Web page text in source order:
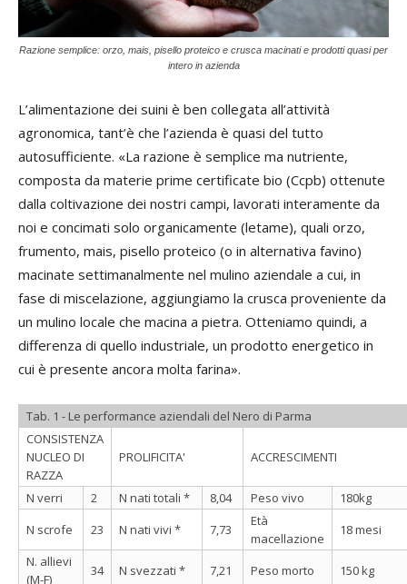
Razione semplice: orzo, mais, pisello proteico e crusca macinati e prodotti quasi per
intero in azienda
L’alimentazione dei suini è ben collegata all’attività
agronomica, tant’è che l’azienda è quasi del tutto
autosufficiente. «La razione è semplice ma nutriente,
composta da materie prime certificate bio (Ccpb) ottenute
dalla coltivazione dei nostri campi, lavorati interamente da
noi e concimati solo organicamente (letame), quali orzo,
frumento, mais, pisello proteico (o in alternativa favino)
macinate settimanalmente nel mulino aziendale a cui, in
fase di miscelazione, aggiungiamo la crusca proveniente da
un mulino locale che macina a pietra. Otteniamo quindi, a
differenza di quello industriale, un prodotto energetico in
cui è presente ancora molta farina».
Tab. 1 - Le performance aziendali del Nero di Parma
CONSISTENZA
NUCLEO DI
RAZZA
PROLIFICITA' ACCRESCIMENTI
N verri 2 N nati totali * 8,04 Peso vivo
180kg
N scrofe
23 N nati vivi * 7,73
Età
macellazione
18 mesi
N. allievi
(M-F)
34 N svezzati * 7,21 Peso morto 150 kg